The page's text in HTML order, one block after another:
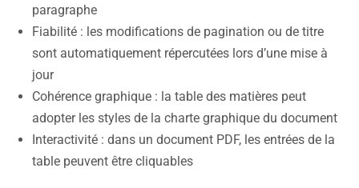
paragraphe
Fiabilité : les modifications de pagination ou de titre
sont automatiquement répercutées lors d’une mise à
jour
Cohérence graphique : la table des matières peut
adopter les styles de la charte graphique du document
Interactivité : dans un document PDF, les entrées de la
table peuvent être cliquables